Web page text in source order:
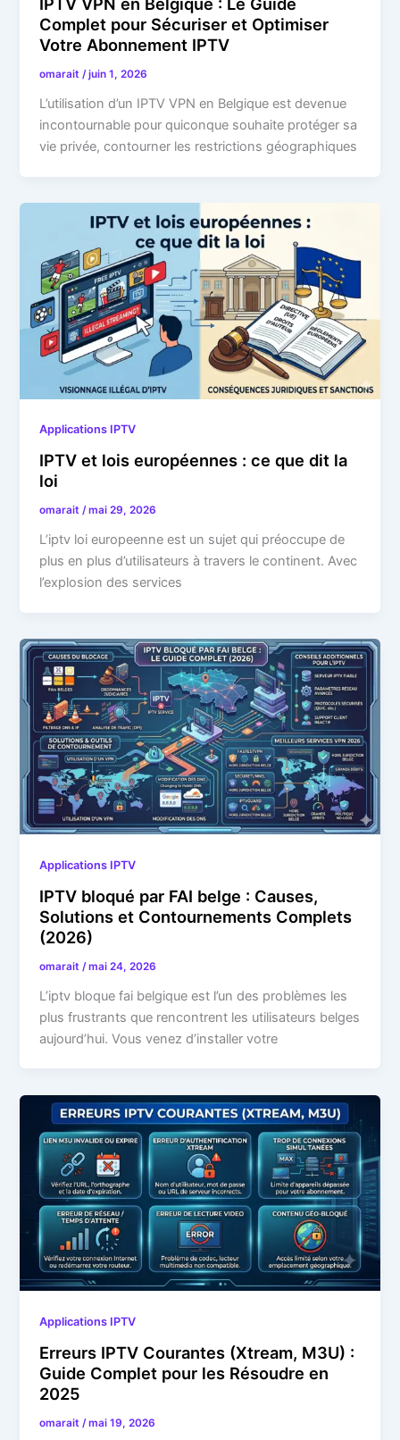
Complet pour Sécuriser et Optimiser
Votre Abonnement IPTV
omarait/juin 1, 2026
L’utilisation d’un IPTV VPN en Belgique est devenue
incontournable pour quiconque souhaite protéger sa
vie privée, contourner les restrictions géographiques
Applications IPTV
IPTV et lois européennes : ce que dit la
loi
omarait/mai 29, 2026
L’iptv loi europeenne est un sujet qui préoccupe de
plus en plus d’utilisateurs à travers le continent. Avec
l’explosion des services
Applications IPTV
IPTV bloqué par FAI belge : Causes,
Solutions et Contournements Complets
(2026)
omarait /mai 24, 2026
L’iptv bloque fai belgique est l’un des problèmes les
plus frustrants que rencontrent les utilisateurs belges
aujourd’hui. Vous venez d’installer votre
Applications IPTV
Erreurs IPTV Courantes (Xtream, M3U) :
Guide Complet pour les Résoudre en
2025
omarait /mai 19, 2026